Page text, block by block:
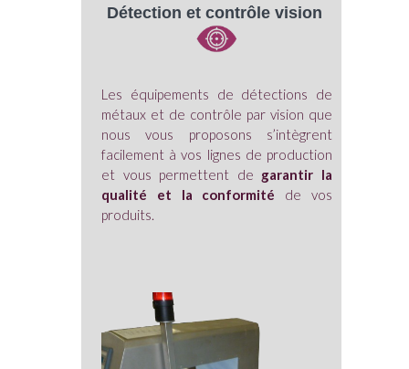
Détection et contrôle vision
Les équipements de détections de
métaux et de contrôle par vision que
nous vous proposons s’intègrent
facilement à vos lignes de production
et vous permettent de garantir la
qualité et la conformité de vos
produits.